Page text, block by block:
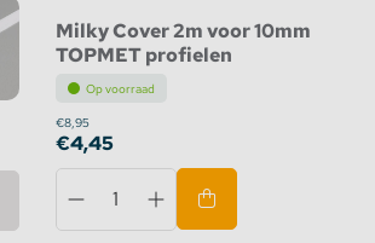
Milky Cover 2m voor 10mm
TOPMET profielen
Op voorraad
€8,95
€4,45